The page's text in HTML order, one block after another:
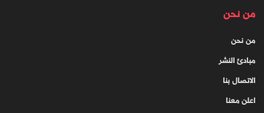
من نحن
من نحن
مبادئ النشر
الاتصال بنا
اعلن معنا